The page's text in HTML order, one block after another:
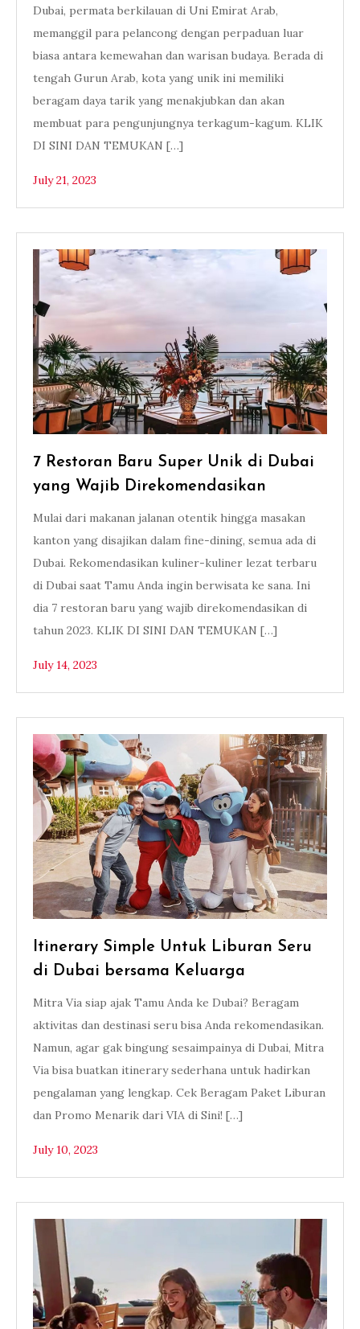
Dubai, permata berkilauan di Uni Emirat Arab,
memanggil para pelancong dengan perpaduan luar
biasa antara kemewahan dan warisan budaya. Berada di
tengah Gurun Arab, kota yang unik ini memiliki
beragam daya tarik yang menakjubkan dan akan
membuat para pengunjungnya terkagum-kagum. KLIK
DI SINI DAN TEMUKAN […]
July 21, 2023
7 Restoran Baru Super Unik di Dubai
yang Wajib Direkomendasikan
Mulai dari makanan jalanan otentik hingga masakan
kanton yang disajikan dalam fine-dining, semua ada di
Dubai. Rekomendasikan kuliner-kuliner lezat terbaru
di Dubai saat Tamu Anda ingin berwisata ke sana. Ini
dia 7 restoran baru yang wajib direkomendasikan di
tahun 2023. KLIK DI SINI DAN TEMUKAN […]
July 14, 2023
Itinerary Simple Untuk Liburan Seru
di Dubai bersama Keluarga
Mitra Via siap ajak Tamu Anda ke Dubai? Beragam
aktivitas dan destinasi seru bisa Anda rekomendasikan.
Namun, agar gak bingung sesaimpainya di Dubai, Mitra
Via bisa buatkan itinerary sederhana untuk hadirkan
pengalaman yang lengkap. Cek Beragam Paket Liburan
dan Promo Menarik dari VIA di Sini! […]
July 10, 2023